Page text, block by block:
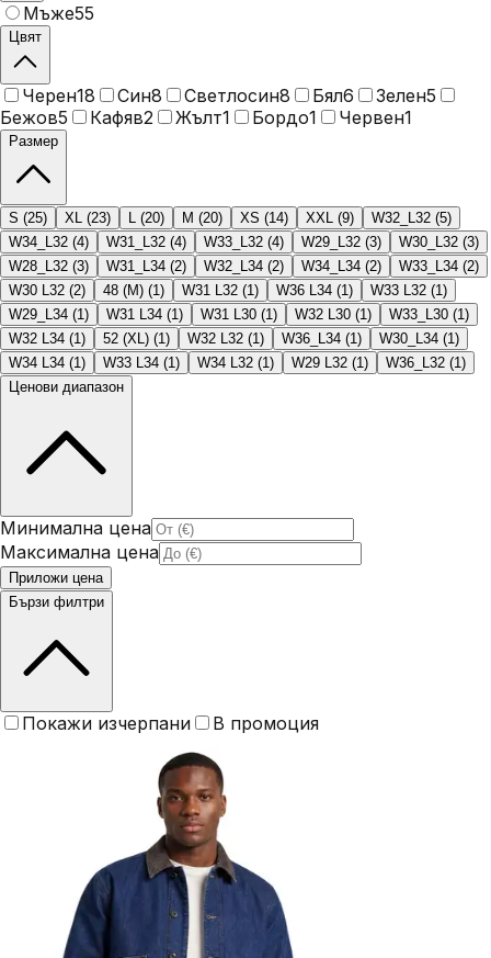
Мъже55
Цвят
Черен18 Син8 Светлосин8 Бял6 Зелен5
Бежов5 Кафяв2 Жълт1 Бордо1 Червен1
Размер
S (25) XL (23) L (20) M (20) XS (14) XXL (9) W32_L32 (5)
W34_L32 (4) W31_L32 (4) W33_L32 (4) W29_L32 (3) W30_L32 (3)
W28_L32 (3) W31_L34 (2) W32_L34 (2) W34_L34 (2) W33_L34 (2)
W30 L32 (2) 48 (M) (1) W31 L32 (1) W36 L34 (1) W33 L32 (1)
W29_L34 (1) W31 L34 (1) W31 L30 (1) W32 L30 (1) W33_L30 (1)
W32 L34 (1) 52 (XL) (1) W32 L32 (1) W36_L34 (1) W30_L34 (1)
W34 L34 (1) W33 L34 (1) W34 L32 (1) W29 L32 (1) W36_L32 (1)
Ценови диапазон
Минимална цена
Максимална цена
Приложи цена
Бързи филтри
Покажи изчерпани В промоция